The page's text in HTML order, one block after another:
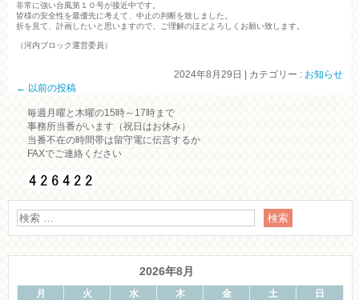
非常に強い台風第１０号が接近中です。
皆様の安全性を最優先に考えて、中止の判断を致しました。
折を見て、計画したいと思いますので、ご理解のほどよろしくお願い致します。
（河内ブロック運営委員）
2024年8月29日 | カテゴリー : お知らせ
← 以前の投稿
毎週月曜と木曜の15時～17時まで
事務所当番がいます（祝日はお休み）
当番不在の時間帯は留守電に伝言するか
FAXでご連絡ください
2026年8月
月 火 水 木 金 土
日